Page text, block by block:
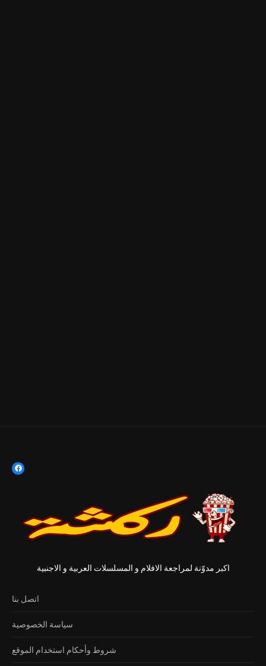
اكبر مدوّنة لمراجعة الافلام و المسلسلات العربية و الاجنبية
اتصل بنا
سياسة الخصوصية
شروط وأحكام استخدام الموقع